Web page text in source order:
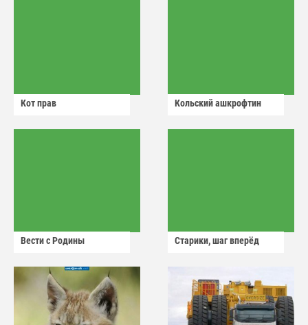
Кот прав Кольский ашкрофтин
Вести с Родины Старики, шаг вперёд